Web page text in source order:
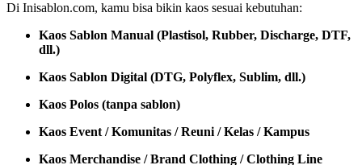
Di Inisablon.com, kamu bisa bikin kaos sesuai kebutuhan:
Kaos Sablon Manual (Plastisol, Rubber, Discharge, DTF,
dll.)
Kaos Sablon Digital (DTG, Polyflex, Sublim, dll.)
Kaos Polos (tanpa sablon)
Kaos Event / Komunitas / Reuni / Kelas / Kampus
Kaos Merchandise / Brand Clothing / Clothing Line